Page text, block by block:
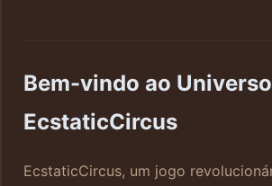
Bem-vindo ao
EcstaticCircus
EcstaticCircus, um jogo